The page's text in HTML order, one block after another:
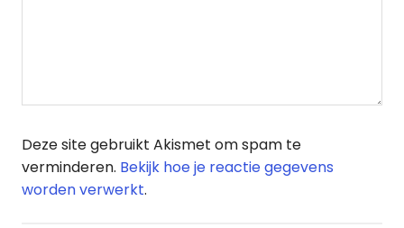
Deze site gebruikt Akismet om spam te
verminderen. Bekijk hoe je reactie gegevens
worden verwerkt.